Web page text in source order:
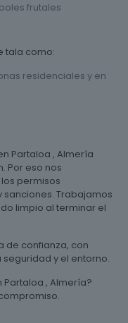
frutales
tala como:
residenciales y en
Partaloa , Almería
Por eso nos
permisos
sanciones. Trabajamos
limpio al terminar el
de confianza, con
y el entorno.
, Almería?